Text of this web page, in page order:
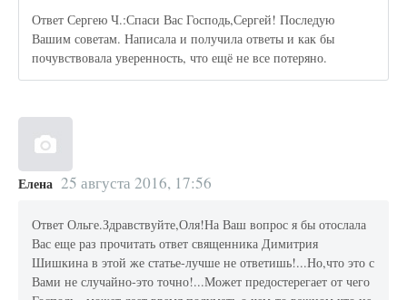
Ответ Сергею Ч.:Спаси Вас Господь,Сергей! Последую
Вашим советам. Написала и получила ответы и как бы
почувствовала уверенность, что ещё не все потеряно.
Елена 25 августа 2016, 17:56
Ответ Ольге.Здравствуйте,Оля!На Ваш вопрос я бы отослала
Вас еще раз прочитать ответ священника Димитрия
Шишкина в этой же статье-лучше не ответишь!...Но,что это с
Вами не случайно-это точно!...Может предостерегает от чего